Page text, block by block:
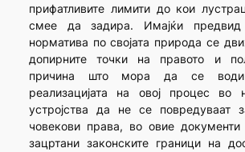
прифатливите лимити до кои
смее да задира. Имајќи предвид
норматива по својата природа се
допирните точки на правото и
причина што мора да се
реализацијата на овој процес во
устројства да не се повредуваат
човекови права, во овие
зацртани законските граници на